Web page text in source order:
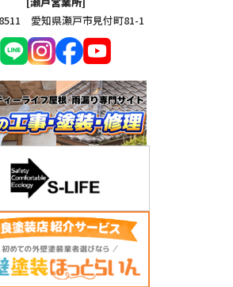
愛知県瀬戸市見付町81-1